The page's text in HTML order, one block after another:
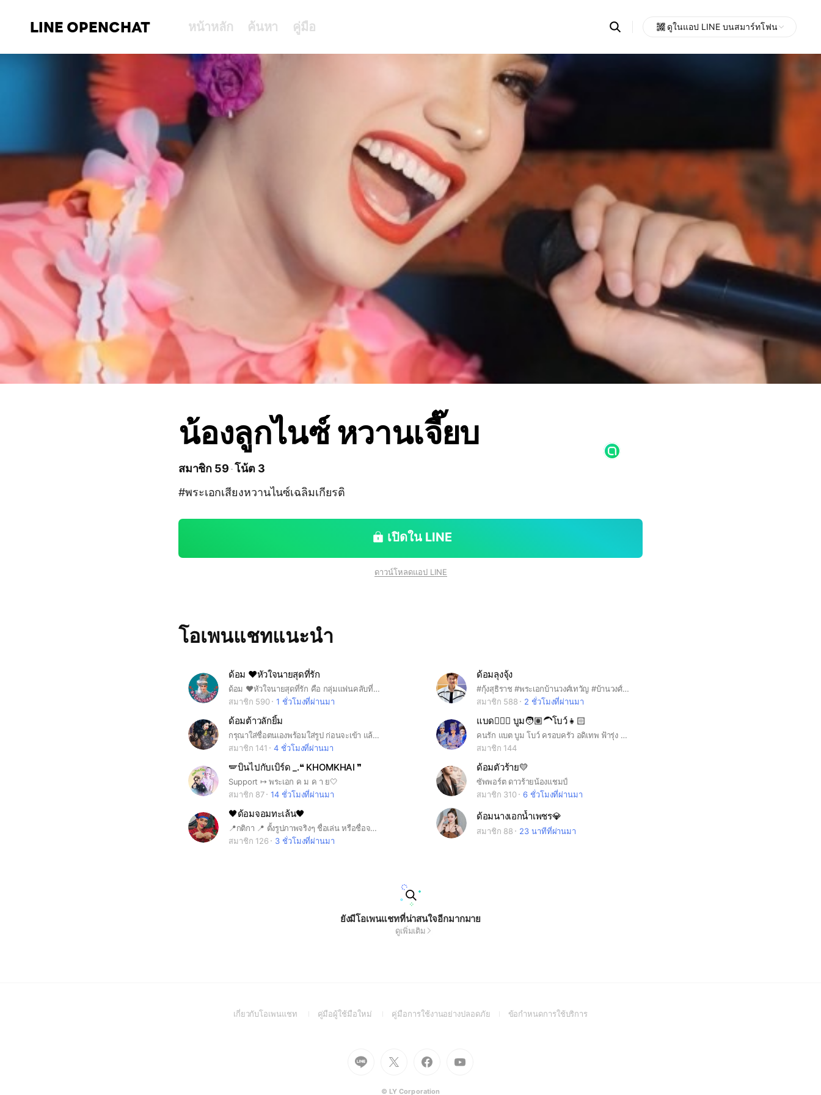
LINE OPENCHAT หน้าหลัก ค้นหา คู่มือ Search
OpenChats
messages
search
ดูในแอป LINE บนสมาร์ทโฟน
น้องลูกไนซ์ หวานเจี๊ยบ
สมาชิก 59 โน้ต 3
#พระเอกเสียงหวานไนซ์เฉลิมเกียรติ
เปิดใน LINE
ดาวน์โหลดแอป LINE
โอเพนแชทแนะนำ
ด้อม ❤️หัวใจนายสุดที่รัก
ด้อม ❤️หัวใจนายสุดที่รัก คือ กลุ่มแฟนคลับที่ชื่นชอบ และติดตามผลงานของนีโน่สุดที่รัก
สมาชิก 590
1 ชั่วโมงที่ผ่านมา
ด้อมลุงจุ้ง
#กุ้งสุธิราช #พระเอกบ้านวงศ์เทวัญ #บ้านวงศ์เทวัญ #พระเอกในหัวใจเธอ #รักอยู่คู่ฟ้า #ลุงจุ้ง
สมาชิก 588
2 ชั่วโมงที่ผ่านมา
ด้อมต้าวลักยิ้ม
กรุณาใส่ชื่อตนเองพร้อมใส่รูป ก่อนจะเข้า แล้วห้ามใช้ชื่อศิลปินนะคะ
สมาชิก 141
4 ชั่วโมงที่ผ่านมา
แบด👱🏻‍♂️ บูม🧑🏽‍🦱โบว์👧🏻
คนรัก แบต บูม โบว์ ครอบครัว อดิเทพ ฟ้ารุ่ง 👱🏻‍♂️🧑🏽‍🦱👧🏻
สมาชิก 144
🪽บินไปกับเบิร์ด _.❝ KHOMKHAI ❞
Support ↦ พระเอก ค ม ค า ย🤍
สมาชิก 87
14 ชั่วโมงที่ผ่านมา
ด้อมตัวร้าย💛
ซัพพอร์ต ดาวร้ายน้องแชมป์
สมาชิก 310
6 ชั่วโมงที่ผ่านมา
🖤ด้อมจอมทะเล้น🖤
📍กติกา 📍 ตั้งรูปภาพจริงๆ ชื่อเล่น หรือชื่อจริง ไม่ทำตามกฎ บล็อคออกจากกลุ่ม และไม่อนุมัติเข้ากลุ่ม
สมาชิก 126
3 ชั่วโมงที่ผ่านมา
ด้อมนางเอกน้ำเพชร💎
สมาชิก 88 23 นาทีที่ผ่านมา
ยังมีโอเพนแชทที่น่าสนใจอีกมากมาย
ดูเพิ่มเติม
เกี่ยวกับโอเพนแชท
(Openคู่มือผู้ใช้มือใหม่
(Open
window)
คู่มือการใช้งานอย่างปลอดภัย(Openข้อกำหนดการใช้บริการ(Open
Go
to
(Open
Go
to
(Open
Go
to
(Open
to
© LY Corporation